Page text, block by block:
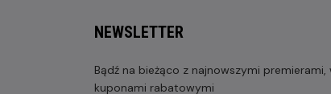
NEWSLETTER
Bądź na bieżąco z najnowszymi
kuponami rabatowymi